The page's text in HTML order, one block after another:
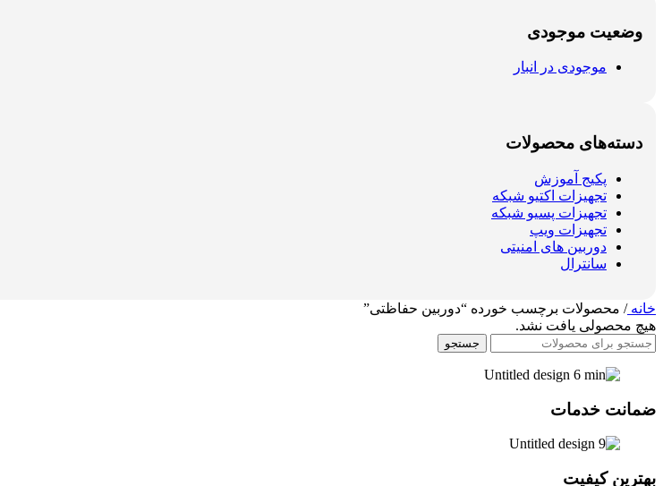
وضعیت موجودی
موجودی در انبار
دسته‌های محصولات
پکیج آموزش
تجهیزات اکتیو شبکه
تجهیزات پسیو شبکه
تجهیزات ویپ
دوربین های امنیتی
سانترال
خانه/ محصولات برچسب خورده “دوربین حفاظتی”
هیچ محصولی یافت نشد.
جستجو
ضمانت خدمات
بهترین کیفیت